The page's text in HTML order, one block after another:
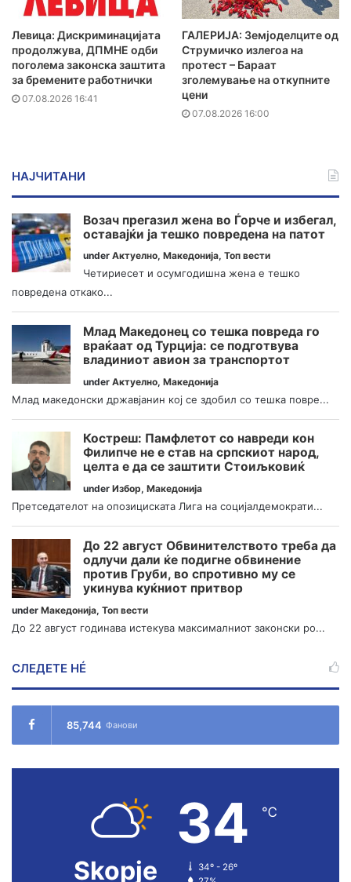
Левица: Дискриминацијата
продолжува, ДПМНЕ одби
поголема законска заштита
за бремените работнички
07.08.2026 16:41
ГАЛЕРИЈА: Земјоделците од
Струмичко излегоа на
протест – Бараат
зголемување на откупните
цени
07.08.2026 16:00
НАЈЧИТАНИ
Возач прегазил жена во Ѓорче и избегал,
оставајќи ја тешко повредена на патот
under Актуелно, Македонија, Топ вести
Четириесет и осумгодишна жена е тешко
повредена откако...
Млад Македонец со тешка повреда го
враќаат од Турција: се подготвува
владиниот авион за транспортот
under Актуелно, Македонија
Млад македонски државјанин кој се здобил со тешка повре...
Костреш: Памфлетот со навреди кон
Филипче не е став на српскиот народ,
целта е да се заштити Стоиљковиќ
under Избор, Македонија
Претседателот на опозициската Лига на социјалдемократи...
До 22 август Обвинителството треба да
одлучи дали ќе подигне обвинение
против Груби, во спротивно му се
укинува куќниот притвор
under Македонија, Топ вести
До 22 август годинава истекува максималниот законски ро...
СЛЕДЕТЕ НÉ
85,744 Фанови
Skopje
34 ℃
34º - 26º